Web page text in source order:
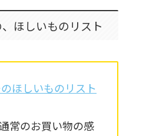
ほしいものリスト
ほしいものリスト
常のお買い物の感